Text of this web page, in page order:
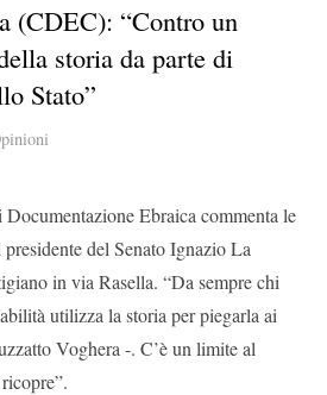
(CDEC): “Contro un
storia da parte di
Stato”
Ebraica commenta le
del Senato Ignazio La
in via Rasella. “Da sempre chi
utilizza la storia per piegarla ai
Voghera -. C’è un limite al